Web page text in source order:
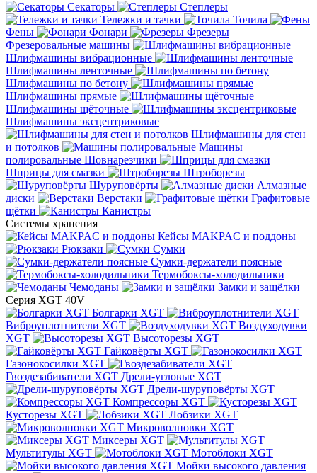
Секаторы
Степлеры
Тележки и тачки
Точила
Фены
Фонари
Фрезеры
Фрезеровальные машины
Шлифмашины вибрационные
Шлифмашины ленточные
Шлифмашины по бетону
Шлифмашины прямые
Шлифмашины щёточные
Шлифмашины эксцентриковые
Шлифмашины для стен
и потолков
Машины
полировальные Шовнарезчики
Шприцы для смазки
Штроборезы
Шуруповёрты
Алмазные
диски
Верстаки
Графитовые
щётки
Канистры
Системы хранения
Кейсы MAKPAC и поддоны
Рюкзаки
Сумки
Сумки-держатели поясные
Термобоксы-холодильники
Чемоданы
Замки и защёлки
Серия XGT 40V
Болгарки XGT
Виброуплотнители XGT
Воздуходувки
XGT
Высоторезы XGT
Гайковёрты XGT
Газонокосилки XGT
Гвоздезабиватели XGT Дрели-угловые XGT
Дрели-шуруповёрты XGT
Компрессоры XGT
Кусторезы XGT
Лобзики XGT
Микроволновки XGT
Миксеры XGT
Мультитулы XGT
Мотоблоки XGT
Мойки высокого давления